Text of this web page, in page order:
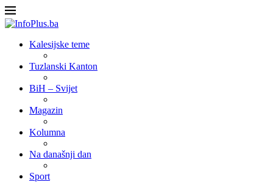
Kalesijske teme
Tuzlanski Kanton
BiH – Svijet
Magazin
Kolumna
Na današnji dan
Sport